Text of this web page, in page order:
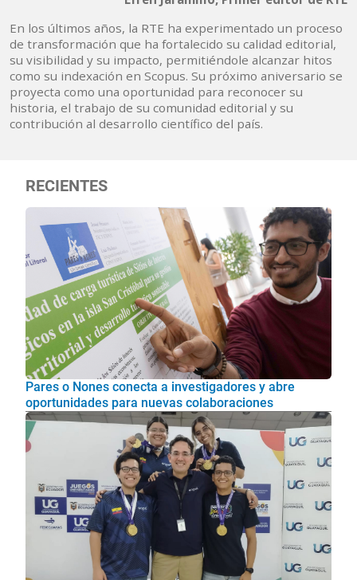
En los últimos años, la RTE ha experimentado un proceso
de transformación que ha fortalecido su calidad editorial,
su visibilidad y su impacto, permitiéndole alcanzar hitos
como su indexación en Scopus. Su próximo aniversario se
proyecta como una oportunidad para reconocer su
historia, el trabajo de su comunidad editorial y su
contribución al desarrollo científico del país.
RECIENTES
Pares o Nones conecta a investigadores y abre
oportunidades para nuevas colaboraciones